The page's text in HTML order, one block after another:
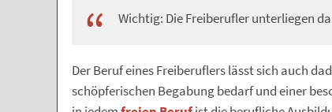
Wichtig: Die Freiberufler unterliegen
Der Beruf eines Freiberuflers lässt sich auch
schöpferischen Begabung bedarf und einer